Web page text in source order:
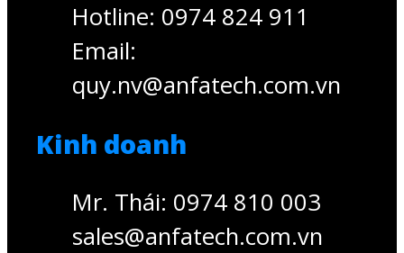
Hotline: 0974 824 911
Email:
quy.nv@anfatech.com.vn
Kinh doanh
Mr. Thái: 0974 810 003
sales@anfatech.com.vn